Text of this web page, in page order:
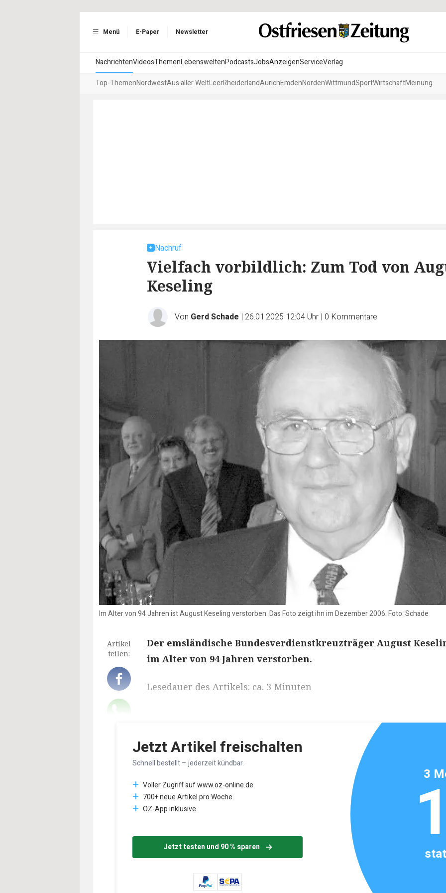
Menü E-Paper Newsletter
NachrichtenVideosThemenLebensweltenPodcastsJobsAnzeigenServiceVerlag
Top-ThemenNordwestAus aller WeltLeerRheiderlandAurichEmdenNordenWittmundSportWirtschaftMeinung
Nachruf
Vielfach vorbildlich: Zum Tod von
Keseling
Von Gerd Schade | 26.01.2025 12:04 Uhr | 0 Kommentare
Im Alter von 94 Jahren ist August Keseling verstorben. Das Foto zeigt ihn im Dezember 2006. Foto: Schade
Artikel
teilen:
Der emsländische Bundesverdienstkreuzträger August
im Alter von 94 Jahren verstorben.
Lesedauer des Artikels: ca. 3 Minuten
Jetzt Artikel freischalten
Schnell bestellt – jederzeit kündbar.
Voller Zugriff auf www.oz-online.de
700+ neue Artikel pro Woche
OZ-App inklusive
Jetzt testen und 90 % sparen
3